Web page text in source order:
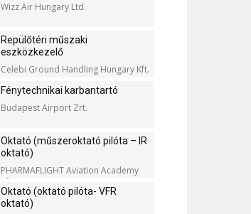
Wizz Air Hungary Ltd.
Repülőtéri műszaki
eszközkezelő
Celebi Ground Handling Hungary Kft.
Fénytechnikai karbantartó
Budapest Airport Zrt.
Oktató (műszeroktató pilóta – IR
oktató)
PHARMAFLIGHT Aviation Academy
Kft.
Oktató (oktató pilóta- VFR
oktató)